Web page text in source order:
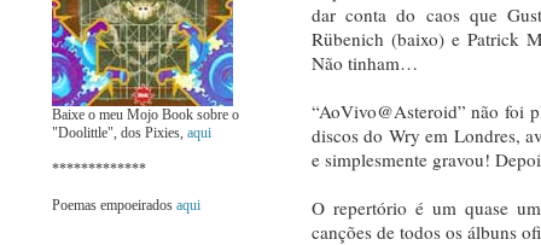
dar conta do caos que
Rübenich (baixo) e Patrick
Não tinham…
“AoVivo@Asteroid” não foi
discos do Wry em Londres,
e simplesmente gravou!
O repertório é um quase
canções de todos os álbuns
Baixe o meu Mojo Book sobre o
"Doolittle", dos Pixies, aqui
*************
Poemas empoeirados aqui